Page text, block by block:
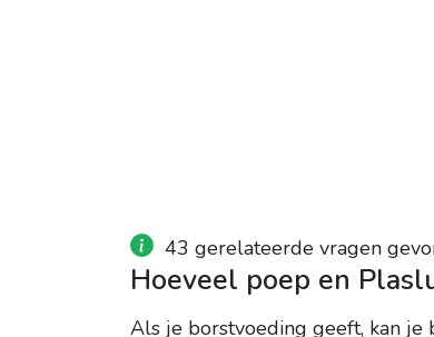
43 gerelateerde vragen
Hoeveel poep en
Als je borstvoeding geeft, kan